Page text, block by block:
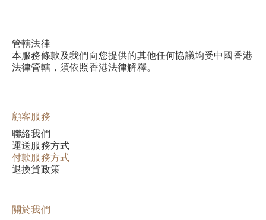
管轄法律
本服務條款及我們向您提供的其他任何協議均受中國香港
法律管轄，須依照香港法律解釋。
顧客服務
聯絡我們
運送服務方式
付款服務方式
退換貨政策
關於我們